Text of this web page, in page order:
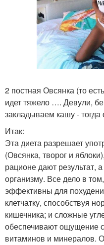
2 постная Овсянка (то
идет тяжело …. Девули,
закладываем кашу - тогда
Итак:
Эта диета разрешает
(Овсянка, творог и
рационе дают результат,
организму. Все дело в
эффективны для
клетчатку, способствуя
кишечника; и сложные
обеспечивают ощущение
витаминов и минералов.